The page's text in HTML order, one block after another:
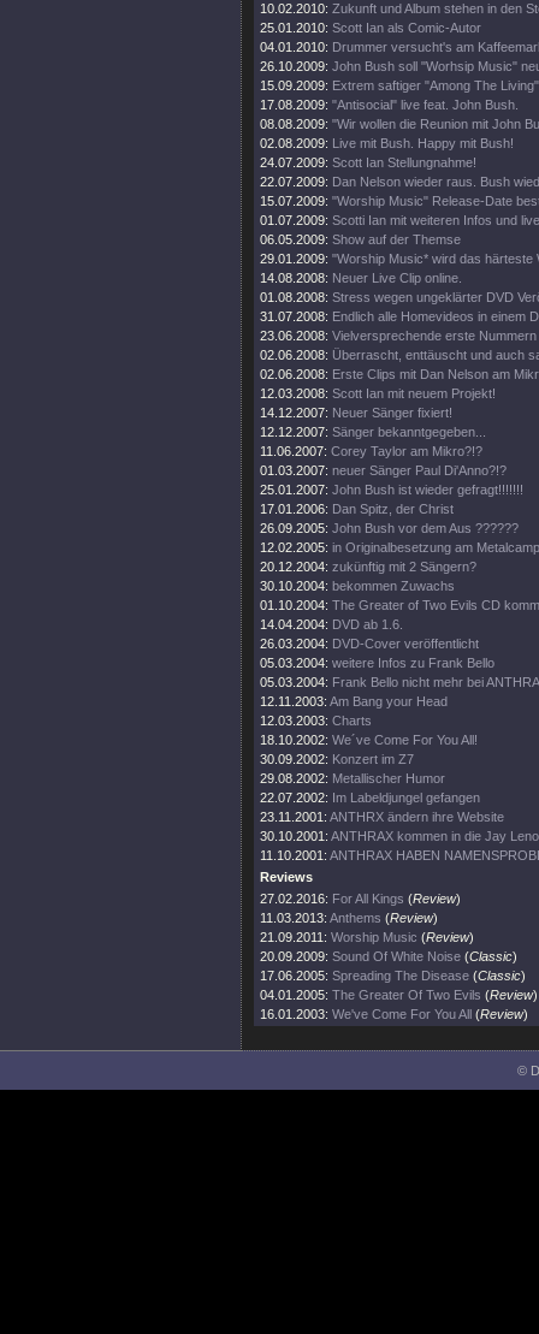
10.02.2010: Zukunft und Album stehen in den
25.01.2010: Scott Ian als Comic-Autor
04.01.2010: Drummer versucht's am
26.10.2009: John Bush soll "Worhsip Music"
15.09.2009: Extrem saftiger "Among The
17.08.2009: "Antisocial" live feat. John Bush.
08.08.2009: "Wir wollen die Reunion mit John
02.08.2009: Live mit Bush. Happy mit Bush!
24.07.2009: Scott Ian Stellungnahme!
22.07.2009: Dan Nelson wieder raus. Bush
15.07.2009: "Worship Music" Release-Date
01.07.2009: Scotti Ian mit weiteren Infos und
06.05.2009: Show auf der Themse
29.01.2009: "Worship Music* wird das härteste
14.08.2008: Neuer Live Clip online.
01.08.2008: Stress wegen ungeklärter DVD
31.07.2008: Endlich alle Homevideos in einem
23.06.2008: Vielversprechende erste
02.06.2008: Überrascht, enttäuscht und auch
02.06.2008: Erste Clips mit Dan Nelson am
12.03.2008: Scott Ian mit neuem Projekt!
14.12.2007: Neuer Sänger fixiert!
12.12.2007: Sänger bekanntgegeben...
11.06.2007: Corey Taylor am Mikro?!?
01.03.2007: neuer Sänger Paul Di'Anno?!?
25.01.2007: John Bush ist wieder gefragt!!!!!!!
17.01.2006: Dan Spitz, der Christ
26.09.2005: John Bush vor dem Aus ??????
12.02.2005: in Originalbesetzung am Metalcamp
20.12.2004: zukünftig mit 2 Sängern?
30.10.2004: bekommen Zuwachs
01.10.2004: The Greater of Two Evils CD
14.04.2004: DVD ab 1.6.
26.03.2004: DVD-Cover veröffentlicht
05.03.2004: weitere Infos zu Frank Bello
05.03.2004: Frank Bello nicht mehr bei
12.11.2003: Am Bang your Head
12.03.2003: Charts
18.10.2002: We´ve Come For You All!
30.09.2002: Konzert im Z7
29.08.2002: Metallischer Humor
22.07.2002: Im Labeldjungel gefangen
23.11.2001: ANTHRX ändern ihre Website
30.10.2001: ANTHRAX kommen in die Jay
11.10.2001: ANTHRAX HABEN
Reviews
27.02.2016: For All Kings (Review)
11.03.2013: Anthems (Review)
21.09.2011: Worship Music (Review)
20.09.2009: Sound Of White Noise (Classic)
17.06.2005: Spreading The Disease (Classic)
04.01.2005: The Greater Of Two Evils (Review)
16.01.2003: We've Come For You All (Review)
©